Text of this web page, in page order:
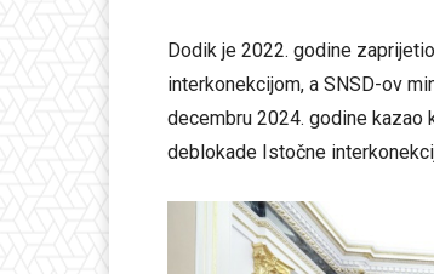
Dodik je 2022. godine
interkonekcijom, a SNSD-ov
decembru 2024. godine kazao
deblokade Istočne